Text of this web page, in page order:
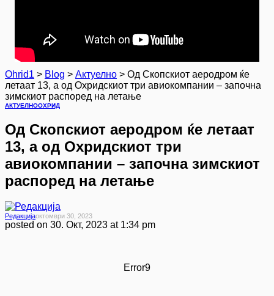
Ohrid1 > Blog > Актуелно > Од Скопскиот аеродром ќе
летаат 13, а од Охридскиот три авиокомпании – започна
зимскиот распоред на летање
АКТУЕЛНООХРИД
Од Скопскиот аеродром ќе летаат
13, а од Охридскиот три
авиокомпании – започна зимскиот
распоред на летање
РедакцијаОктомври 30, 2023
posted on 30. Окт, 2023 at 1:34 pm
Error9